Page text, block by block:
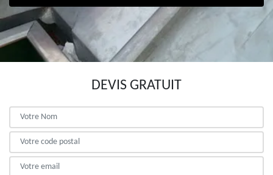
DEVIS GRATUIT